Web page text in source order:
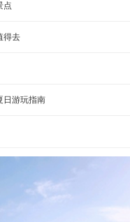
点
得去
日游玩指南